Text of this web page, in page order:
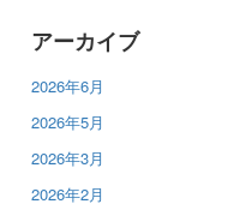
アーカイブ
2026年6月
2026年5月
2026年3月
2026年2月